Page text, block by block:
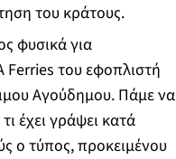
του κράτους.
φυσικά για
Ferries του εφοπλιστή
Αγούδημου. Πάμε να
έχει γράψει κατά
ο τύπος, προκειμένου